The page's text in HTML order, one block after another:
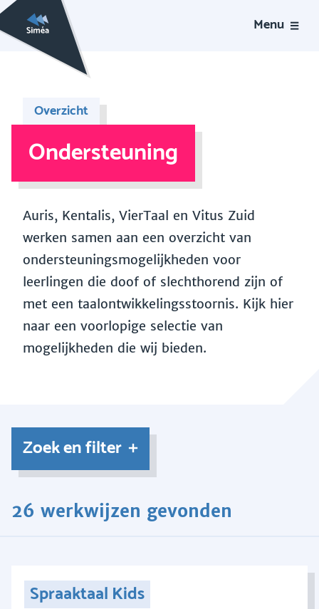
Menu
Overzicht
Ondersteuning
Auris, Kentalis, VierTaal en Vitus Zuid
werken samen aan een overzicht van
ondersteuningsmogelijkheden voor
leerlingen die doof of slechthorend zijn of
met een taalontwikkelingsstoornis. Kijk hier
naar een voorlopige selectie van
mogelijkheden die wij bieden.
Zoek en filter
26 werkwijzen gevonden
Spraaktaal Kids